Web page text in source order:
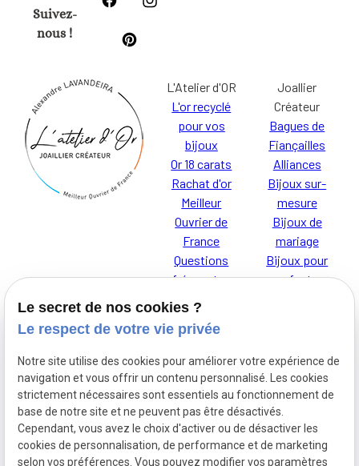
Suivez-
nous !
L'Atelier d'OR
L'or recyclé
pour vos
bijoux
Or 18 carats
Rachat d'or
Meilleur
Ouvrier de
France
Questions
fréquentes
Joallier
Créateur
Bagues de
Fiançailles
Alliances
Bijoux sur-
mesure
Bijoux de
mariage
Bijoux pour
enfants
Je t'AdOR
L'Atelier d'Or,
découvrez nos
bijoux pour
enfants
Mentions
légales
Politique de
Le secret de nos cookies ?
Le respect de votre vie privée
Notre site utilise des cookies pour améliorer votre expérience de
navigation et vous offrir un contenu personnalisé. Les cookies
strictement nécessaires sont essentiels au fonctionnement de
base de notre site et ne peuvent pas être désactivés.
Cependant, vous avez le choix d'activer ou de désactiver les
cookies de personnalisation, de performance et de marketing
selon vos préférences. Vous pouvez modifier vos paramètres